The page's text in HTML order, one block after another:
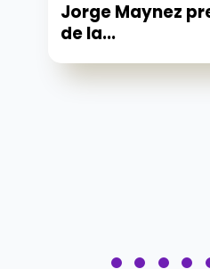
Jorge Maynez
de la...